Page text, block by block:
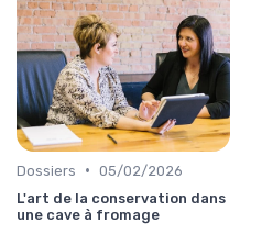
Dossiers • 05/02/2026
L'art de la conservation dans
une cave à fromage